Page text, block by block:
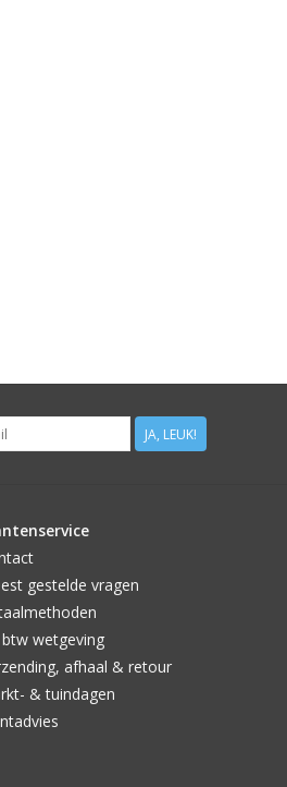
JA, LEUK!
gestelde vragen
btw wetgeving
afhaal & retour
& tuindagen